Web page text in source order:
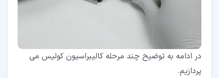
در ادامه به توضیح چند مرحله کالیبراسیون کولیس می
پردازیم.